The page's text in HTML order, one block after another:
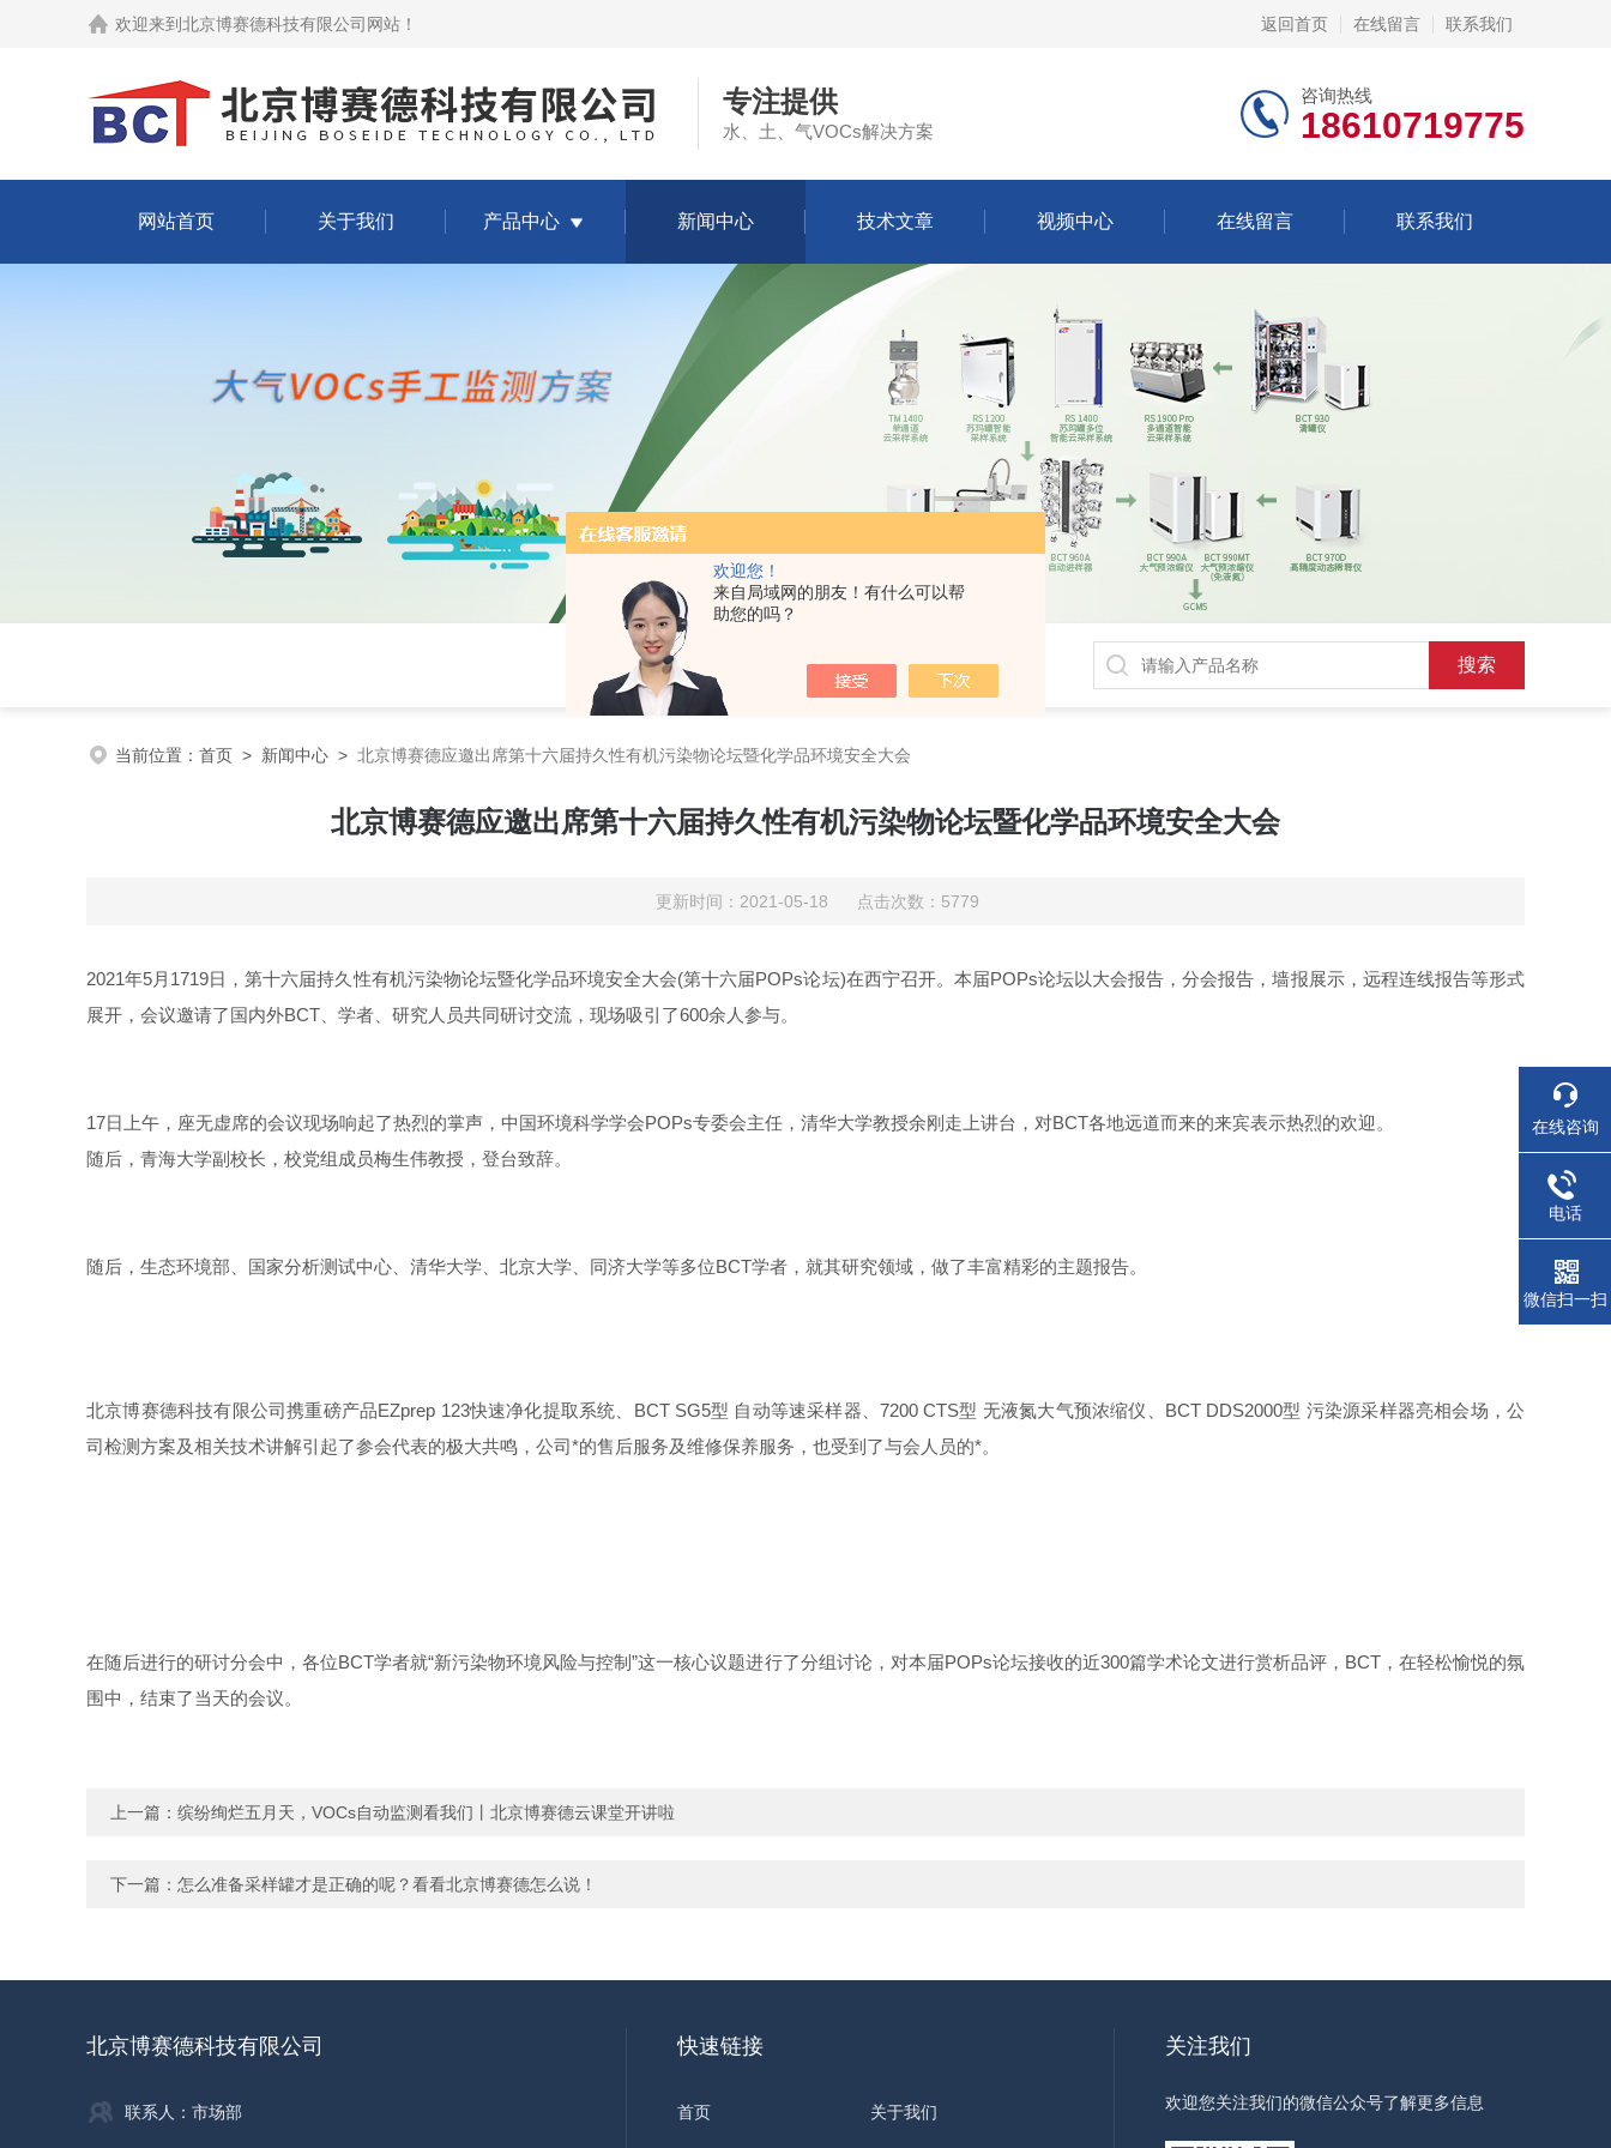
欢迎您！
来自局域网的朋友！有什么可以帮
助您的吗？
欢迎来到 北京博赛德科技有限公司网站 ！ 返回首页 在线留言 联系我们
专注提供
水、土、气VOCs解决方案
咨询热线
18610719775
网站首页 关于我们 产品中心 新闻中心 技术文章 视频中心 在线留言 联系我们
当前位置： 首页 > 新闻中心 > 北京博赛德应邀出席第十六届持久性有机污染物论坛暨化学品环境安全大会
北京博赛德应邀出席第十六届持久性有机污染物论坛暨化学品环境安全大会
更新时间：2021-05-18 点击次数：5779
2021年5月1719日，第十六届持久性有机污染物论坛暨化学品环境安全大会(第十六届POPs论坛)在西宁召开。本届POPs论坛以大会报告，分会报告，墙报展示，远程连线报告等形式
展开，会议邀请了国内外BCT、学者、研究人员共同研讨交流，现场吸引了600余人参与。
17日上午，座无虚席的会议现场响起了热烈的掌声，中国环境科学学会POPs专委会主任，清华大学教授余刚走上讲台，对BCT各地远道而来的来宾表示热烈的欢迎。
随后，青海大学副校长，校党组成员梅生伟教授，登台致辞。
随后，生态环境部、国家分析测试中心、清华大学、北京大学、同济大学等多位BCT学者，就其研究领域，做了丰富精彩的主题报告。
北京博赛德科技有限公司携重磅产品EZprep 123快速净化提取系统、BCT SG5型 自动等速采样器、7200 CTS型 无液氮大气预浓缩仪、BCT DDS2000型 污染源采样器亮相会场，公
司检测方案及相关技术讲解引起了参会代表的极大共鸣，公司*的售后服务及维修保养服务，也受到了与会人员的*。
在随后进行的研讨分会中，各位BCT学者就“新污染物环境风险与控制”这一核心议题进行了分组讨论，对本届POPs论坛接收的近300篇学术论文进行赏析品评，BCT，在轻松愉悦的氛
围中，结束了当天的会议。
上一篇： 缤纷绚烂五月天，VOCs自动监测看我们丨北京博赛德云课堂开讲啦
下一篇： 怎么准备采样罐才是正确的呢？看看北京博赛德怎么说！
北京博赛德科技有限公司
联系人：市场部
快速链接
首页 关于我们
关注我们
欢迎您关注我们的微信公众号了解更多信息
在线咨询
电话
微信扫一扫